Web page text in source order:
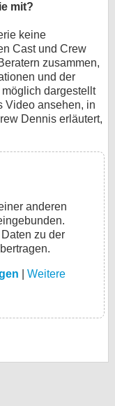
mit?
keine
Cast und Crew
zusammen,
und der
dargestellt
Video ansehen, in
Dennis erläutert,
anderen
zu der
Weitere